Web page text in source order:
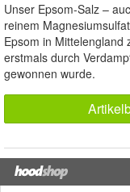
Unser Epsom-Salz –
reinem
Epsom in Mittelengland
erstmals durch
gewonnen wurde.